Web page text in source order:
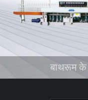
बाथरूम के